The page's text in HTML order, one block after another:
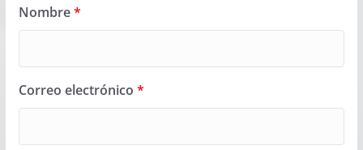
Nombre*
Correo electrónico *